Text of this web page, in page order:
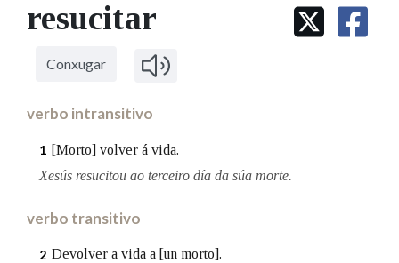
IDENTIDADE CORPORATIVA
MARCIAL DEL ADALID
FIGURAS HOMENAXEADAS
Facebook
TwitterYoutubeInstagram
Bluesky
BUSCAR NOS LEMAS
Comeza por
resucitar
Conxugar
verbo intransitivo
1 [Morto] volver á vida.
Xesús resucitou ao terceiro día da súa morte.
verbo transitivo
2 Devolver a vida a [un morto].